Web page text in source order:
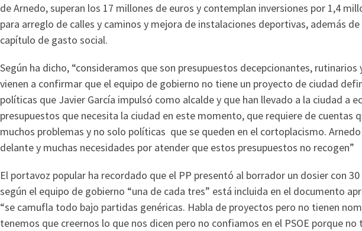
de Arnedo, superan los 17 millones de euros y contemplan inversiones por 1,4
para arreglo de calles y caminos y mejora de instalaciones deportivas, además
capítulo de gasto social.
Según ha dicho, “consideramos que son presupuestos decepcionantes, rutinarios
vienen a confirmar que el equipo de gobierno no tiene un proyecto de ciudad
políticas que Javier García impulsó como alcalde y que han llevado a la ciudad a
presupuestos que necesita la ciudad en este momento, que requiere de cuentas
muchos problemas y no solo políticas que se queden en el cortoplacismo.
delante y muchas necesidades por atender que estos presupuestos no recogen”
El portavoz popular ha recordado que el PP presentó al borrador un dosier con
según el equipo de gobierno “una de cada tres” está incluida en el documento
“se camufla todo bajo partidas genéricas. Habla de proyectos pero no tienen
tenemos que creernos lo que nos dicen pero no confiamos en el PSOE porque no